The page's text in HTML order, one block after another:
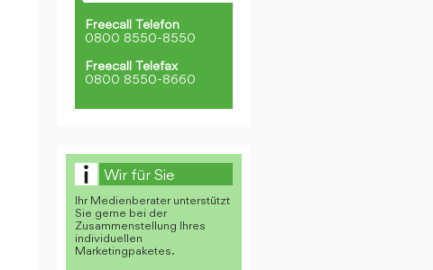
Freecall Telefon
0800 8550-8550
Freecall Telefax
0800 8550-8660
Wir für Sie
Ihr Medienberater unterstützt
Sie gerne bei der
Zusammenstellung Ihres
individuellen
Marketingpaketes.